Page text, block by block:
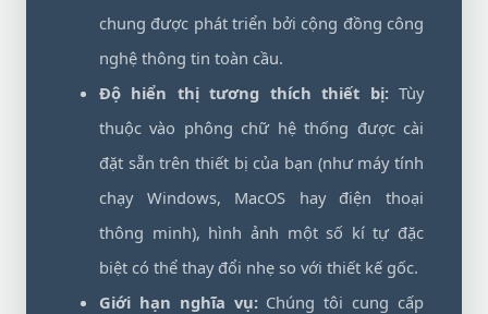
chung được phát triển bởi cộng đồng công
nghệ thông tin toàn cầu.
Độ hiển thị tương thích thiết bị:Tùy
thuộc vào phông chữ hệ thống được cài
đặt sẵn trên thiết bị của bạn (như máy tính
chạy Windows, MacOS hay điện thoại
thông minh), hình ảnh một số kí tự đặc
biệt có thể thay đổi nhẹ so với thiết kế gốc.
Giới hạn nghĩa vụ:Chúng tôi cung cấp